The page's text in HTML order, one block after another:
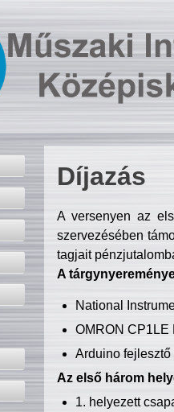
Díjazás
A versenyen az
szervezésében
tagjait
A
National
OMRON CP1LE
Arduino fejlesztő
Az első három
1. helyezett